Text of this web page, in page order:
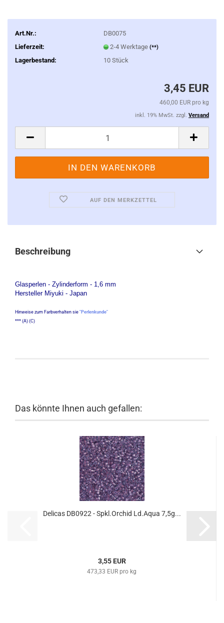
Art.Nr.:
DB0075
Lieferzeit:
2-4 Werktage (**)
Lagerbestand: 10 Stück
3,45 EUR
460,00 EUR pro kg
inkl. 19% MwSt. zzgl. Versand
AUF DEN MERKZETTEL
Beschreibung
Glasperlen - Zylinderform - 1,6 mm
Hersteller Miyuki - Japan
Hinweise zum Farbverhalten sie "Perlenkunde"
*** (A) (C)
Das könnte Ihnen auch gefallen:
Delicas DB0922 - Spkl.Orchid Ld.Aqua 7,5g...
3,55 EUR
473,33 EUR pro kg